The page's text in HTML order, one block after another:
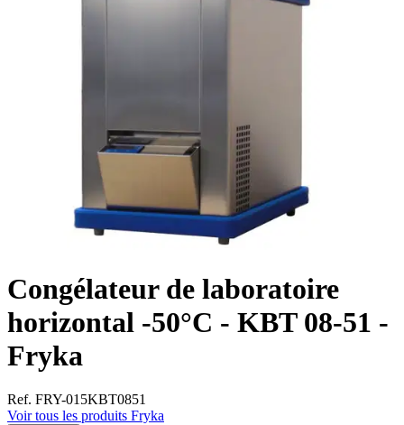
Congélateur de laboratoire
horizontal -50°C - KBT 08-51 -
Fryka
Ref. FRY-015KBT0851
Voir tous les produits Fryka